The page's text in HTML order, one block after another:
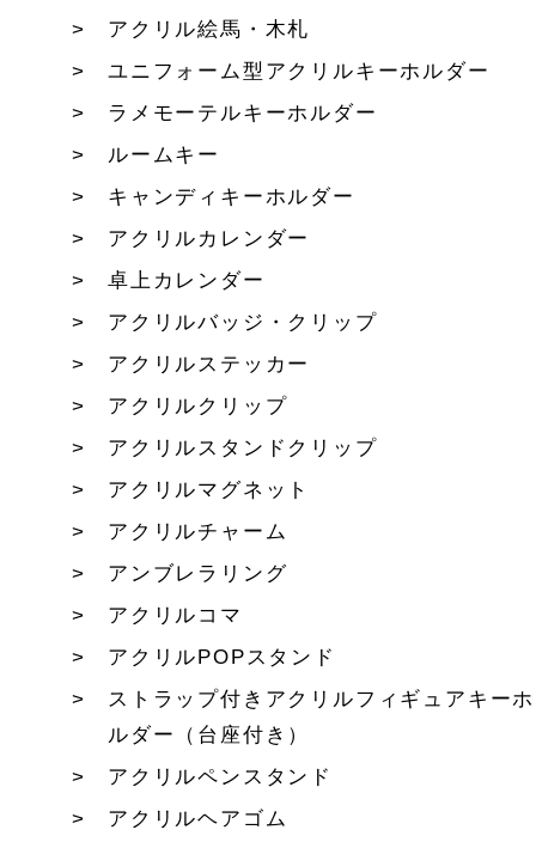
アクリル絵馬・木札
ユニフォーム型アクリルキーホルダー
ラメモーテルキーホルダー
ルームキー
キャンディキーホルダー
アクリルカレンダー
卓上カレンダー
アクリルバッジ・クリップ
アクリルステッカー
アクリルクリップ
アクリルスタンドクリップ
アクリルマグネット
アクリルチャーム
アンブレラリング
アクリルコマ
アクリルPOPスタンド
ストラップ付きアクリルフィギュアキーホ
ルダー（台座付き）
アクリルペンスタンド
アクリルヘアゴム